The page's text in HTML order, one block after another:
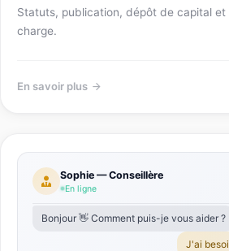
Statuts, publication, dépôt de capital et
charge.
En savoir plus
Sophie — Conseillère
En ligne
Bonjour 👋 Comment puis-je vous aider ?
J'ai